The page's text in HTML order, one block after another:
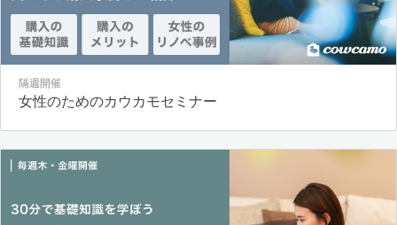
隔週開催
女性のためのカウカモセミナー